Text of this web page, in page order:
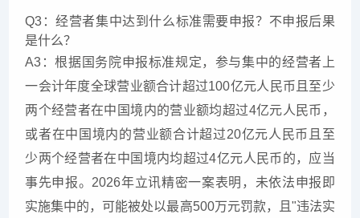
Q3：经营者集中达到什么标准需要申报？不申报后果
是什么？
A3：根据国务院申报标准规定，参与集中的经营者上
一会计年度全球营业额合计超过100亿元人民币且至少
两个经营者在中国境内的营业额均超过4亿元人民币，
或者在中国境内的营业额合计超过20亿元人民币且至
少两个经营者在中国境内均超过4亿元人民币的，应当
事先申报。2026年立讯精密一案表明，未依法申报即
实施集中的，可能被处以最高500万元罚款，且"违法实